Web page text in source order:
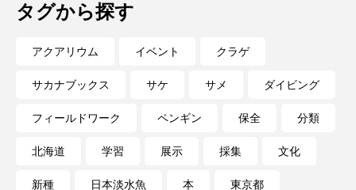
タグから探す
アクアリウム イベント クラゲ
サカナブックス サケ サメ ダイビング
フィールドワーク ペンギン 保全 分類
北海道 学習 展示 採集 文化
新種 日本淡水魚 本 東京都